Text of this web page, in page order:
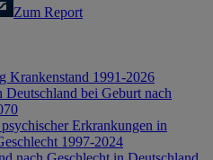
Zum Report
1991-2026
Deutschland bei Geburt nach
Erkrankungen in
1997-2024